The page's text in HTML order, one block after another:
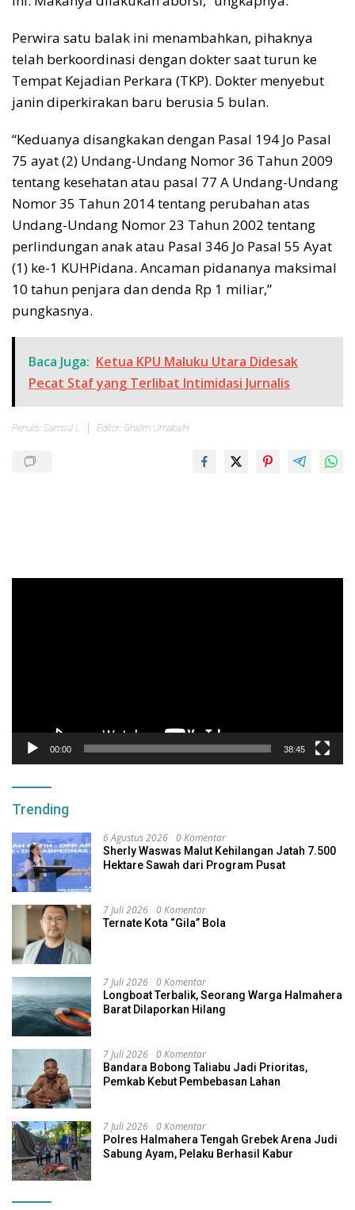
Perwira satu balak ini menambahkan, pihaknya
telah berkoordinasi dengan dokter saat turun ke
Tempat Kejadian Perkara (TKP). Dokter menyebut
janin diperkirakan baru berusia 5 bulan.
“Keduanya disangkakan dengan Pasal 194 Jo Pasal
75 ayat (2) Undang-Undang Nomor 36 Tahun 2009
tentang kesehatan atau pasal 77 A Undang-Undang
Nomor 35 Tahun 2014 tentang perubahan atas
Undang-Undang Nomor 23 Tahun 2002 tentang
perlindungan anak atau Pasal 346 Jo Pasal 55 Ayat
(1) ke-1 KUHPidana. Ancaman pidananya maksimal
10 tahun penjara dan denda Rp 1 miliar,”
pungkasnya.
Baca Juga: Ketua KPU Maluku Utara Didesak
Pecat Staf yang Terlibat Intimidasi Jurnalis
Penulis: Samsul L Editor: Ghalim Umabaihi
00:00 38:45
Trending
6 Agustus 2026 0 Komentar
Sherly Waswas Malut Kehilangan Jatah 7.500
Hektare Sawah dari Program Pusat
7 Juli 2026 0 Komentar
Ternate Kota “Gila” Bola
7 Juli 2026 0 Komentar
Longboat Terbalik, Seorang Warga Halmahera
Barat Dilaporkan Hilang
7 Juli 2026 0 Komentar
Bandara Bobong Taliabu Jadi Prioritas,
Pemkab Kebut Pembebasan Lahan
7 Juli 2026 0 Komentar
Polres Halmahera Tengah Grebek Arena Judi
Sabung Ayam, Pelaku Berhasil Kabur